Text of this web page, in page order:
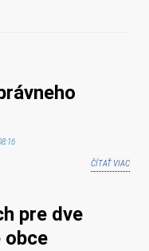
ČÍTAŤ VIACO
pre dve
obce